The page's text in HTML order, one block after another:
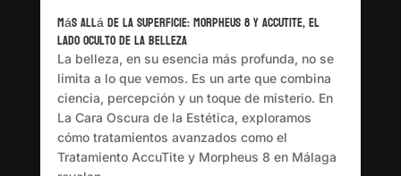
Más Allá de la Superficie: Morpheus 8 y AccuTite, el
Lado Oculto de la Belleza
La belleza, en su esencia más profunda, no se
limita a lo que vemos. Es un arte que combina
ciencia, percepción y un toque de misterio. En
La Cara Oscura de la Estética, exploramos
cómo tratamientos avanzados como el
Tratamiento AccuTite y Morpheus 8 en Málaga